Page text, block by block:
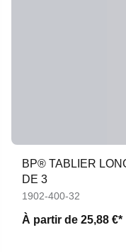
BP® TABLIER
DE 3
1902-400-32
À partir de 25,88 €*